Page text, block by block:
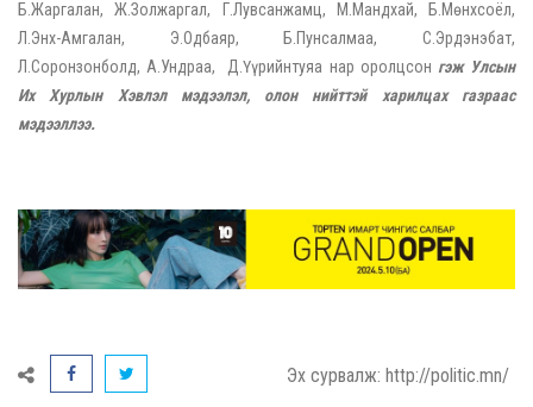
Б.Жаргалан, Ж.Золжаргал, Г.Лувсанжамц, М.Мандхай, Б.Мөнхсоёл,
Л.Энх-Амгалан, Э.Одбаяр, Б.Пунсалмаа, С.Эрдэнэбат,
Л.Соронзонболд, А.Ундраа, Д.Үүрийнтуяа нар оролцсон гэж Улсын
Их Хурлын Хэвлэл мэдээлэл, олон нийттэй харилцах газраас
мэдээллээ.
Эх сурвалж: http://politic.mn/